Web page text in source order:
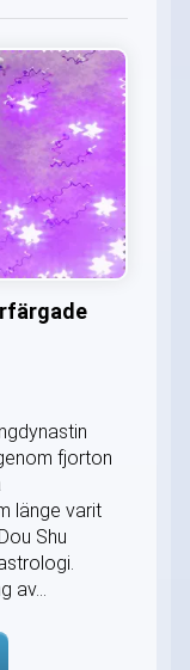
fjorton
länge varit
Shu
av...